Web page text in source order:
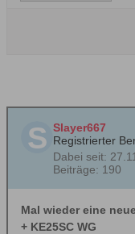
Slayer667
Registrierter
Dabei seit:
Beiträge: 190
Mal wieder eine
+ KE25SC WG